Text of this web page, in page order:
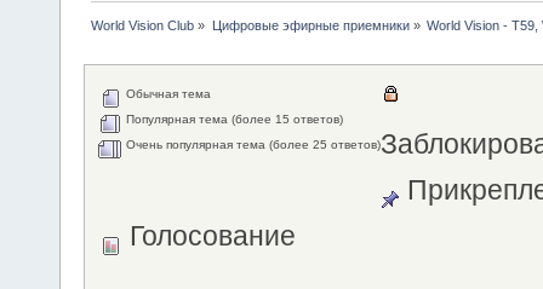
World Vision Club » Цифровые эфирные приемники» World Vision - Т59,
Обычная тема
Популярная тема (более 15 ответов)
Очень популярная тема (более 25 ответов)
Голосование